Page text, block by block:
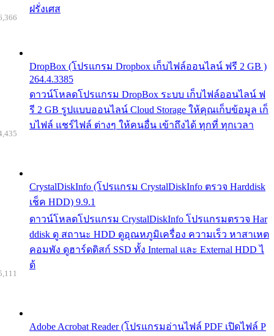
ฝรั่งเศส
DropBox (โปรแกรม Dropbox เก็บไฟล์ออนไลน์ ฟรี 2 GB )
264.4.3385
ดาวน์โหลดโปรแกรม DropBox ระบบ เก็บไฟล์ออนไลน์ ฟ
รี 2 GB รูปแบบออนไลน์ Cloud Storage ให้คุณเก็บข้อมูล เก็
บไฟล์ แชร์ไฟล์ ต่างๆ ให้คนอื่น เข้าถึงได้ ทุกที่ ทุกเวลา
CrystalDiskInfo (โปรแกรม CrystalDiskInfo ตรวจ Harddisk
เช็ค HDD) 9.9.1
ดาวน์โหลดโปรแกรม CrystalDiskInfo โปรแกรมตรวจ Har
ddisk ดู สถานะ HDD ดูอุณหภูมิเครื่อง ความเร็ว หาสาเหต
คอมพัง ดูฮาร์ดดิสก์ SSD ทั้ง Internal และ External HDD ไ
ด้
Adobe Acrobat Reader (โปรแกรมอ่านไฟล์ PDF เปิดไฟล์ P